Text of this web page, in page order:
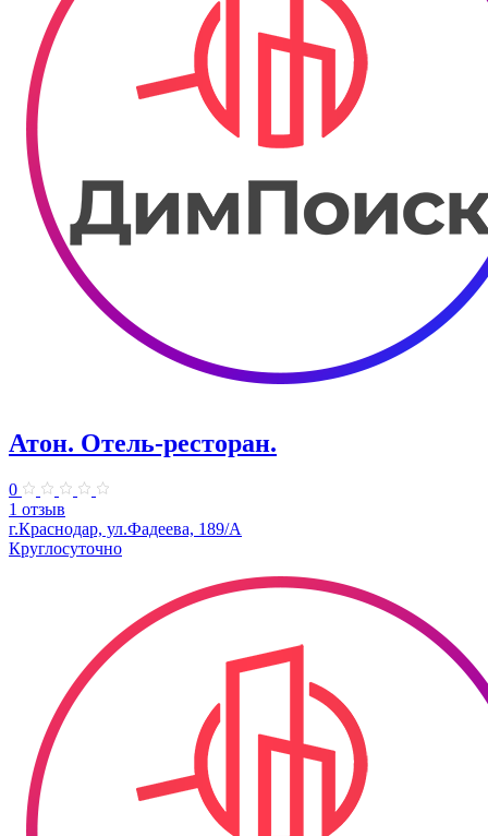
Атон. Отель-ресторан.
0
1 отзыв
г.Краснодар, ул.Фадеева, 189/А
Круглосуточно